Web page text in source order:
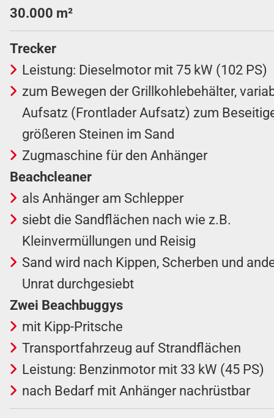
30.000 m²
Trecker
Leistung: Dieselmotor mit 75 kW (102 PS)
zum Bewegen der Grillkohlebehälter,
Aufsatz (Frontlader Aufsatz) zum
größeren Steinen im Sand
Zugmaschine für den Anhänger
Beachcleaner
als Anhänger am Schlepper
siebt die Sandflächen nach wie z.B.
Kleinvermüllungen und Reisig
Sand wird nach Kippen, Scherben und
Unrat durchgesiebt
Zwei Beachbuggys
mit Kipp-Pritsche
Transportfahrzeug auf Strandflächen
Leistung: Benzinmotor mit 33 kW (45 PS)
nach Bedarf mit Anhänger nachrüstbar